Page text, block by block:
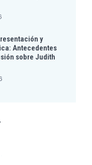
y
Antecedentes
sobre Judith